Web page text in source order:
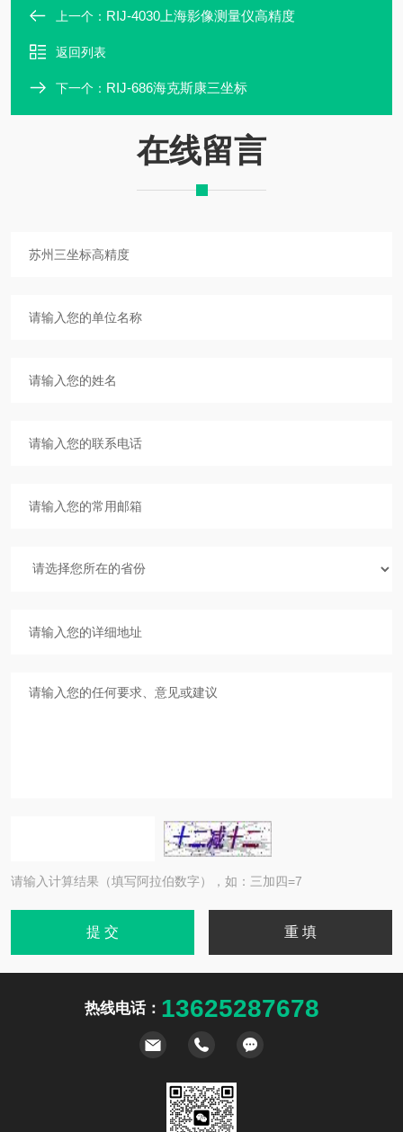
上一个： RIJ-4030上海影像测量仪高精度
返回列表
下一个： RIJ-686海克斯康三坐标
在线留言
请输入计算结果（填写阿拉伯数字），如：三加四=7
热线电话： 13625287678